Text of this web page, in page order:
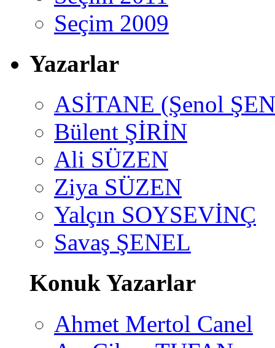
Seçim 2009
Yazarlar
ASİTANE (Şenol
Bülent ŞİRİN
Ali SÜZEN
Ziya SÜZEN
Yalçın SOYSEVİNÇ
Savaş ŞENEL
Konuk Yazarlar
Ahmet Mertol Canel